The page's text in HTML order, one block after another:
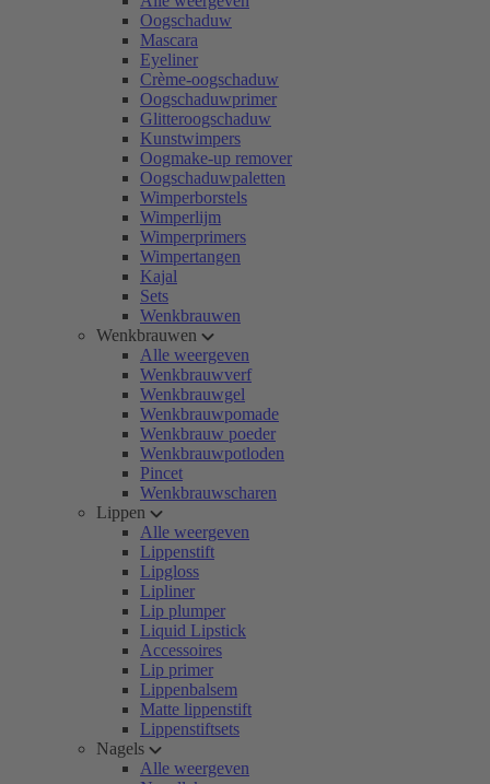
Oogschaduw
Mascara
Eyeliner
Crème-oogschaduw
Oogschaduwprimer
Glitteroogschaduw
Kunstwimpers
Oogmake-up remover
Oogschaduwpaletten
Wimperborstels
Wimperlijm
Wimperprimers
Wimpertangen
Kajal
Sets
Wenkbrauwen
Wenkbrauwen
Alle weergeven
Wenkbrauwverf
Wenkbrauwgel
Wenkbrauwpomade
Wenkbrauw poeder
Wenkbrauwpotloden
Pincet
Wenkbrauwscharen
Lippen
Alle weergeven
Lippenstift
Lipgloss
Lipliner
Lip plumper
Liquid Lipstick
Accessoires
Lip primer
Lippenbalsem
Matte lippenstift
Lippenstiftsets
Nagels
Alle weergeven